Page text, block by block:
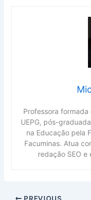
Professora
UEPG, pós-
na Educação pela
Facuminas. Atua
redação SEO